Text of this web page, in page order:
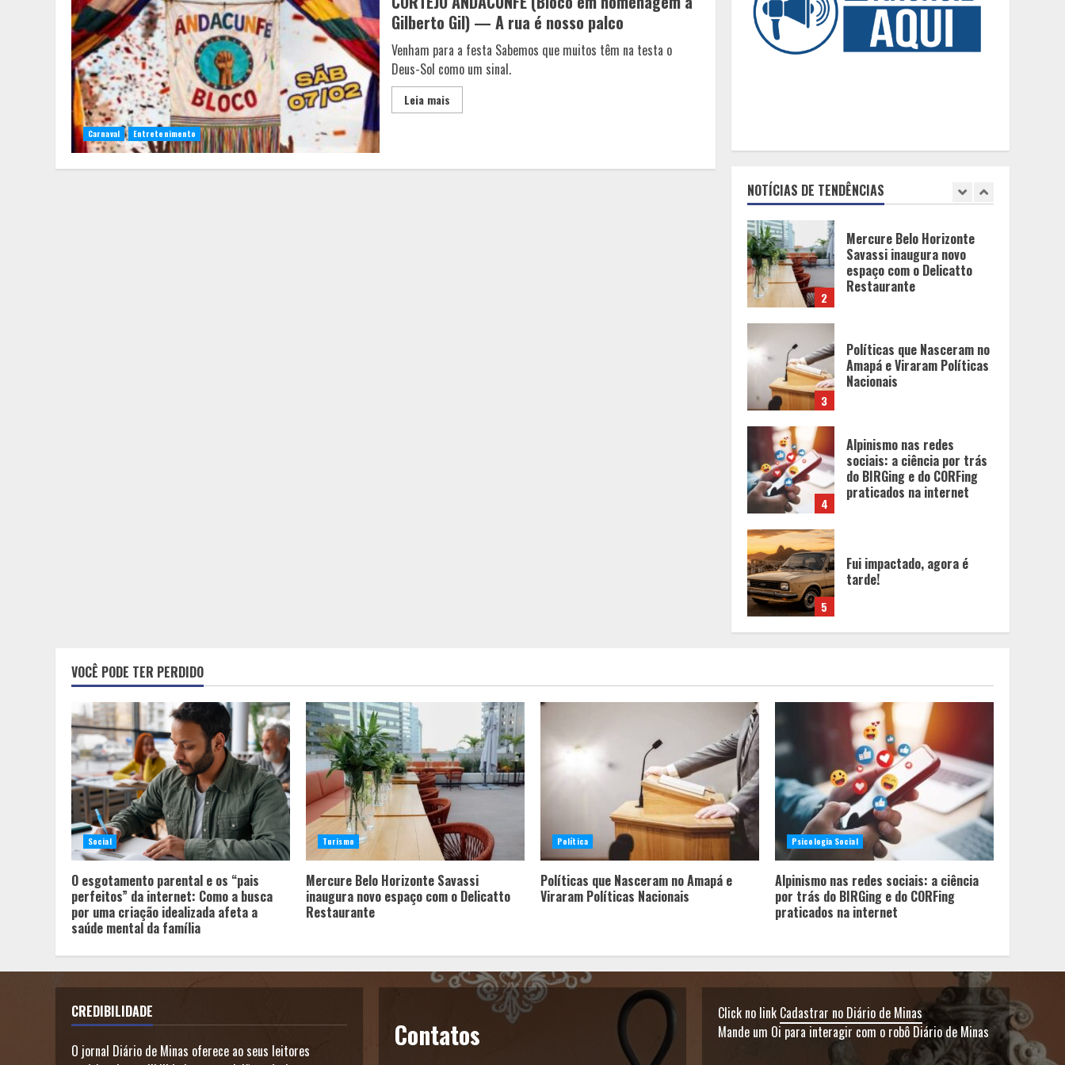
Carnaval Entretenimento
Gilberto Gil) — A rua é nosso palco
Venham para a festa Sabemos que muitos têm na testa o
Deus-Sol como um sinal.
Leia mais
NOTÍCIAS DE TENDÊNCIAS
Fui impactado, agora é
1
internet: Como a busca por
afeta a saúde mental da
família
2
Mercure Belo Horizonte
Savassi inaugura novo
espaço com o Delicatto
Restaurante
3
Políticas que Nasceram no
Amapá e Viraram Políticas
Nacionais
4
Alpinismo nas redes
sociais: a ciência por trás
do BIRGing e do CORFing
praticados na internet
5
Fui impactado, agora é
tarde!
uma criação idealizada
afeta a saúde mental da
família
2
Mercure Belo Horizonte
Savassi inaugura novo
espaço com o Delicatto
Restaurante
3
Políticas que Nasceram no
Amapá e Viraram Políticas
Nacionais
4
Alpinismo nas redes
sociais: a ciência por trás
do BIRGing e do CORFing
praticados na internet
VOCÊ PODE TER PERDIDO
Social
O esgotamento parental e os “pais
perfeitos” da internet: Como a busca
por uma criação idealizada afeta a
saúde mental da família
Turismo
Mercure Belo Horizonte Savassi
inaugura novo espaço com o Delicatto
Restaurante
Política
Políticas que Nasceram no Amapá e
Viraram Políticas Nacionais
Psicologia Social
Alpinismo nas redes sociais: a ciência
por trás do BIRGing e do CORFing
praticados na internet
CREDIBILIDADE
O jornal Diário de Minas oferece ao seus leitores
Contatos
Click no link Cadastrar no Diário de Minas
Mande um Oi para interagir com o robô Diário de Minas